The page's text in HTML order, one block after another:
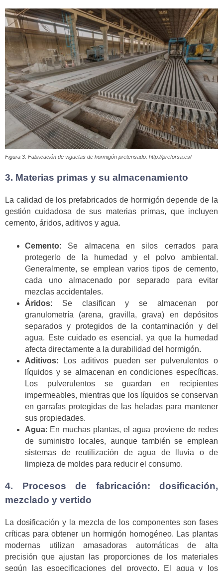
Figura 3. Fabricación de viguetas de hormigón pretensado. http://preforsa.es/
3. Materias primas y su almacenamiento
La calidad de los prefabricados de hormigón depende de la
gestión cuidadosa de sus materias primas, que incluyen
cemento, áridos, aditivos y agua.
Cemento: Se almacena en silos cerrados para
protegerlo de la humedad y el polvo ambiental.
Generalmente, se emplean varios tipos de cemento,
cada uno almacenado por separado para evitar
mezclas accidentales.
Áridos: Se clasifican y se almacenan por
granulometría (arena, gravilla, grava) en depósitos
separados y protegidos de la contaminación y del
agua. Este cuidado es esencial, ya que la humedad
afecta directamente a la durabilidad del hormigón.
Aditivos: Los aditivos pueden ser pulverulentos o
líquidos y se almacenan en condiciones específicas.
Los pulverulentos se guardan en recipientes
impermeables, mientras que los líquidos se conservan
en garrafas protegidas de las heladas para mantener
sus propiedades.
Agua: En muchas plantas, el agua proviene de redes
de suministro locales, aunque también se emplean
sistemas de reutilización de agua de lluvia o de
limpieza de moldes para reducir el consumo.
4. Procesos de fabricación: dosificación,
mezclado y vertido
La dosificación y la mezcla de los componentes son fases
críticas para obtener un hormigón homogéneo. Las plantas
modernas utilizan amasadoras automáticas de alta
precisión que ajustan las proporciones de los materiales
según las especificaciones del proyecto. El agua y los